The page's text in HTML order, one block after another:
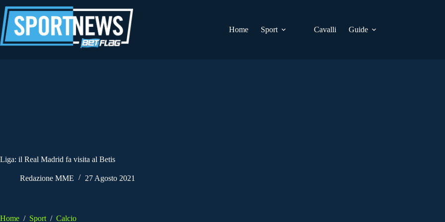
al
contenuto
Home
Sport Cavalli Guide
Liga: il Real Madrid fa visita al Betis
Redazione MME 27 Agosto 2021
Home / Sport / Calcio